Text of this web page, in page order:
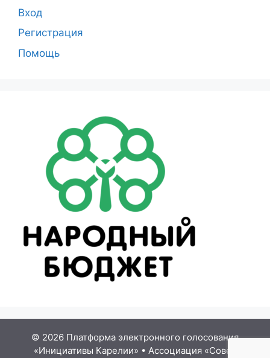
Вход
Регистрация
Помощь
© 2026 Платформа электронного голосования
«Инициативы Карелии» • Ассоциация «Совет